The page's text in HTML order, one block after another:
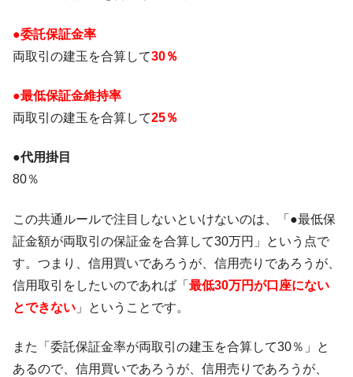
●委託保証金率
両取引の建玉を合算して30％
●最低保証金維持率
両取引の建玉を合算して25％
●代用掛目
80％
この共通ルールで注目しないといけないのは、「●最低保
証金額が両取引の保証金を合算して30万円」という点で
す。つまり、信用買いであろうが、信用売りであろうが、
信用取引をしたいのであれば「 最低30万円が口座にない
とできない 」ということです。
また「委託保証金率が両取引の建玉を合算して30％」と
あるので、信用買いであろうが、信用売りであろうが、